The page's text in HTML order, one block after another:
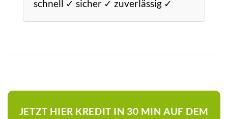
schnell ✓ sicher ✓ zuverlässig ✓
JETZT HIER KREDIT IN 30 MIN AUF DEM